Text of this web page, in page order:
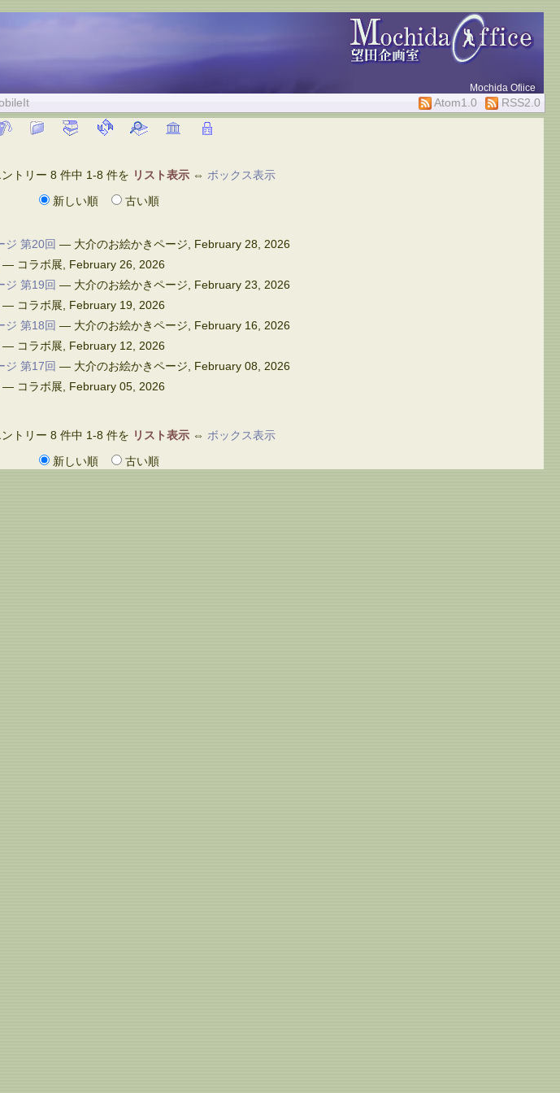
Mochida Ofiice
RSS2.0
Atom1.0
トリー 8 件中 1-8 件を リスト表示⇔ ボックス表示
新しい順
古い順
ジ 第20回 — 大介のお絵かきページ
February 28, 2026
— コラボ展
February 26, 2026
ジ 第19回 — 大介のお絵かきページ
February 23, 2026
— コラボ展
February 19, 2026
ジ 第18回 — 大介のお絵かきページ
February 16, 2026
— コラボ展
February 12, 2026
ジ 第17回 — 大介のお絵かきページ
February 08, 2026
— コラボ展 February 05, 2026
トリー 8 件中 1-8 件を リスト表示⇔ ボックス表示
新しい順
古い順